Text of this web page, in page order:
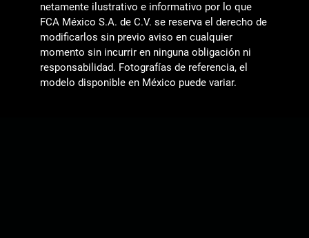
netamente ilustrativo e informativo por lo que
FCA México S.A. de C.V. se reserva el derecho de
modificarlos sin previo aviso en cualquier
momento sin incurrir en ninguna obligación ni
responsabilidad. Fotografías de referencia, el
modelo disponible en México puede variar.